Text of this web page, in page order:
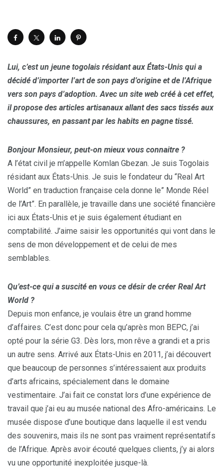
Lui, c’est un jeune togolais résidant aux États-Unis qui a
décidé d’importer l’art de son pays d’origine et de l’Afrique
vers son pays d’adoption. Avec un site web créé à cet effet,
il propose des articles artisanaux allant des sacs tissés aux
chaussures, en passant par les habits en pagne tissé.
Bonjour Monsieur, peut-on mieux vous connaitre ?
A l’état civil je m’appelle Komlan Gbezan. Je suis Togolais
résidant aux États-Unis. Je suis le fondateur du “Real Art
World” en traduction française cela donne le” Monde Réel
de l’Art”. En parallèle, je travaille dans une société financière
ici aux États-Unis et je suis également étudiant en
comptabilité. J’aime saisir les opportunités qui vont dans le
sens de mon développement et de celui de mes
semblables.
Qu’est-ce qui a suscité en vous ce désir de créer Real Art
World ?
Depuis mon enfance, je voulais être un grand homme
d’affaires. C’est donc pour cela qu’après mon BEPC, j’ai
opté pour la série G3. Dès lors, mon rêve a grandi et a pris
un autre sens. Arrivé aux États-Unis en 2011, j’ai découvert
que beaucoup de personnes s’intéressaient aux produits
d’arts africains, spécialement dans le domaine
vestimentaire. J’ai fait ce constat lors d’une expérience de
travail que j’ai eu au musée national des Afro-américains. Le
musée dispose d’une boutique dans laquelle il est vendu
des souvenirs, mais ils ne sont pas vraiment représentatifs
de l’Afrique. Après avoir écouté quelques clients, j’y ai alors
vu une opportunité inexploitée jusque-là.